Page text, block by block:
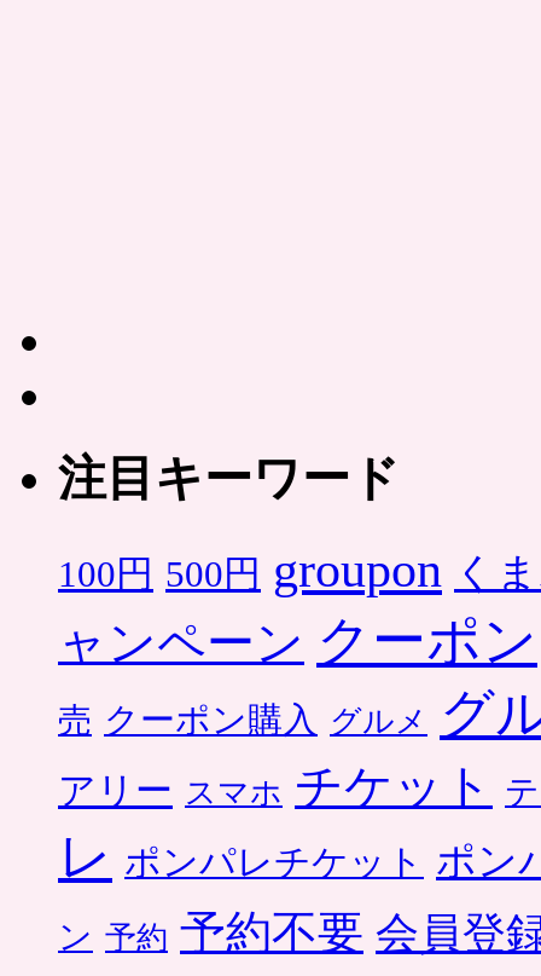
注目キーワード
100円 500円 groupon く
ャンペーン クーポン
売 クーポン購入 グルメ グ
アリー スマホ チケット
レ ポンパレチケット ポン
ン 予約 予約不要 会員登